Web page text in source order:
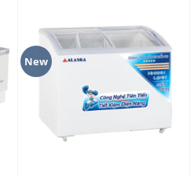
New